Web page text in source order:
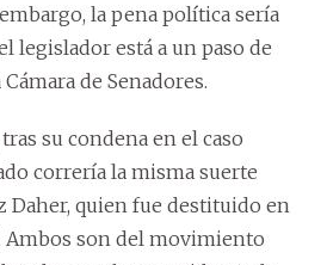
la pena política sería
legislador está a un paso de
de Senadores.
su condena en el caso
correría la misma suerte
Daher, quien fue destituido en
Ambos son del movimiento